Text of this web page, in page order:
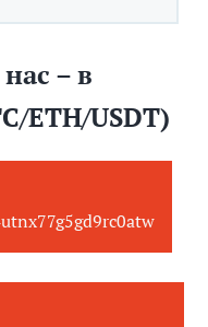
– в
ETH/USDT)